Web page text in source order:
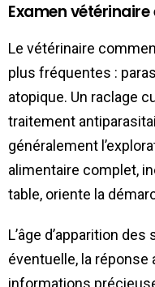
Examen
Le vétérinaire
plus fréquentes :
atopique. Un raclage
traitement
généralement
alimentaire complet,
table, oriente la
L’âge d’apparition
éventuelle, la
informations